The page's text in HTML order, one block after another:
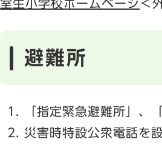
室生小学校ホームページ＜
避難所
「指定緊急避難所」、
災害時特設公衆電話を